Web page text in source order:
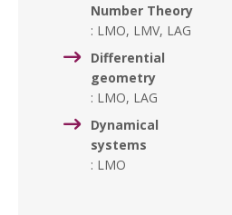
Number Theory
: LMO, LMV, LAG
Differential
geometry
: LMO, LAG
Dynamical
systems
: LMO